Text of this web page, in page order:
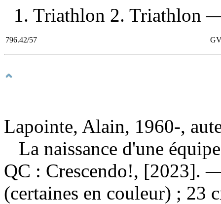
1. Triathlon 2. Triathlon
796.42/57
Lapointe, Alain, 1960-,
La naissance d'une
QC : Crescendo!, [2023].
(certaines en couleur) ; 23